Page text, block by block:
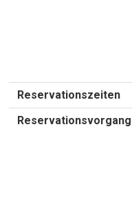
Reservationszeiten
Reservationsvorgang